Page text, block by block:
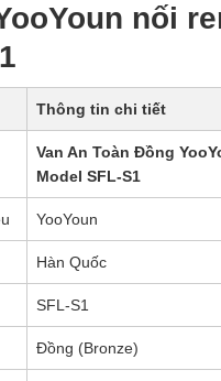
nối
Thông tin chi tiết
Van An Toàn Đồng
Model SFL-S1
YooYoun
Hàn Quốc
SFL-S1
Đồng (Bronze)